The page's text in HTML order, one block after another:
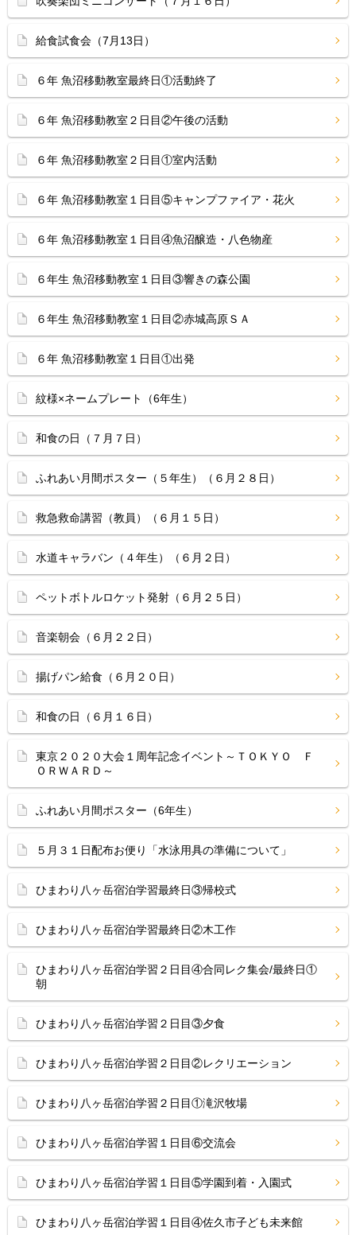
給食試食会（7月13日）
６年 魚沼移動教室最終日①活動終了
６年 魚沼移動教室２日目②午後の活動
６年 魚沼移動教室２日目①室内活動
６年 魚沼移動教室１日目⑤キャンプファイア・花火
６年 魚沼移動教室１日目④魚沼醸造・八色物産
６年生 魚沼移動教室１日目③響きの森公園
６年生 魚沼移動教室１日目②赤城高原ＳＡ
６年 魚沼移動教室１日目①出発
紋様×ネームプレート（6年生）
和食の日（７月７日）
ふれあい月間ポスター（５年生）（６月２８日）
救急救命講習（教員）（６月１５日）
水道キャラバン（４年生）（６月２日）
ペットボトルロケット発射（６月２５日）
音楽朝会（６月２２日）
揚げパン給食（６月２０日）
和食の日（６月１６日）
東京２０２０大会１周年記念イベント～ＴＯＫＹＯ Ｆ
ＯＲＷＡＲＤ～
ふれあい月間ポスター（6年生）
５月３１日配布お便り「水泳用具の準備について」
ひまわり八ヶ岳宿泊学習最終日③帰校式
ひまわり八ヶ岳宿泊学習最終日②木工作
ひまわり八ヶ岳宿泊学習２日目④合同レク集会/最終日①
朝
ひまわり八ヶ岳宿泊学習２日目③夕食
ひまわり八ヶ岳宿泊学習２日目②レクリエーション
ひまわり八ヶ岳宿泊学習２日目①滝沢牧場
ひまわり八ヶ岳宿泊学習１日目⑥交流会
ひまわり八ヶ岳宿泊学習１日目⑤学園到着・入園式
ひまわり八ヶ岳宿泊学習１日目④佐久市子ども未来館